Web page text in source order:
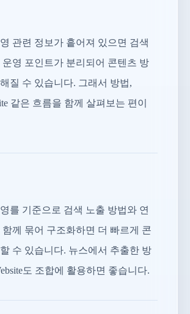
관련 정보가 흩어져 있으면 검색
영 포인트가 분리되어 콘텐츠 방
질 수 있습니다. 그래서 방법,
같은 흐름을 함께 살펴보는 편이
를 기준으로 검색 노출 방법와 연
께 묶어 구조화하면 더 빠르게 콘
수 있습니다. 뉴스에서 추출한 방
도 조합에 활용하면 좋습니다.